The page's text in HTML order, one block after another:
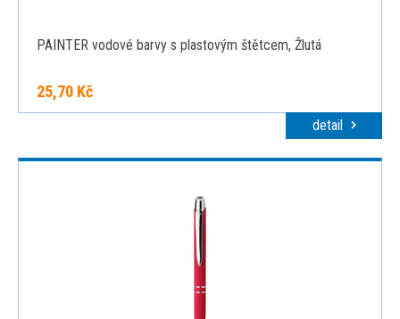
PAINTER vodové barvy s plastovým štětcem, Žlutá
25,70 Kč
detail